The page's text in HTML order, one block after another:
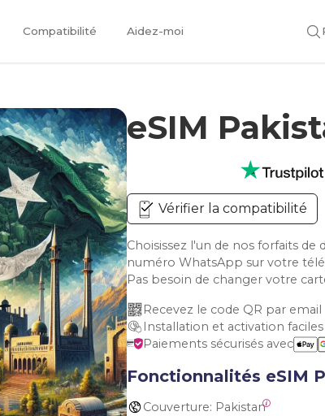
Compatibilité Aidez-moi
eSIM
Vérifier la compatibilité
Choisissez l'un de nos forfaits
numéro WhatsApp sur votre
Pas besoin de changer votre
Recevez le code QR par email
Installation et activation faciles
Paiements sécurisés avec
Fonctionnalités eSIM
Couverture: Pakistan